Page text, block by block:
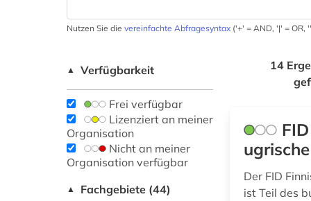
Nutzen Sie die vereinfachte Abfragesyntax ('+' = AND, '|' = OR,
▲ Verfügbarkeit
Frei verfügbar
Lizenziert an meiner
Organisation
Nicht an meiner
Organisation verfügbar
▲ Fachgebiete (44)
14
Der FID
ist Teil des